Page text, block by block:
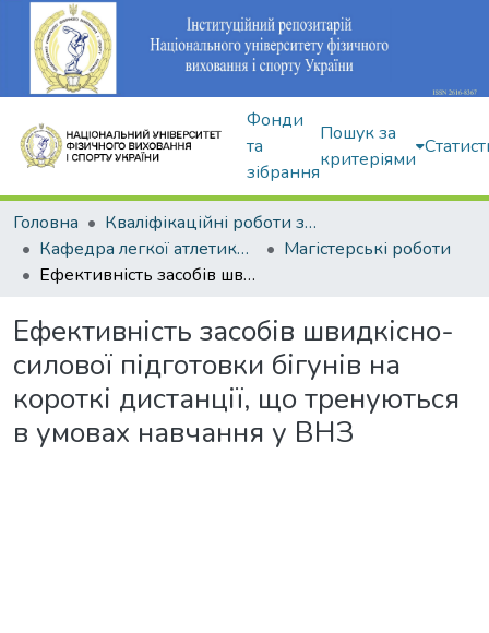
Фонди
та
зібрання
Пошук за
критеріями
Головна
Кваліфікаційні роботи здобувачів вищої освіти
Кафедра легкої атлетики, зимових видів та велосипедного спорту
Магістерські роботи
Ефективність засобів швидкісно-силової підготовки бігунів на короткі дистанції, що тренуються в умовах навчання у ВНЗ
Ефективність засобів швидкісно-
силової підготовки бігунів на
короткі дистанції, що тренуються
в умовах навчання у ВНЗ